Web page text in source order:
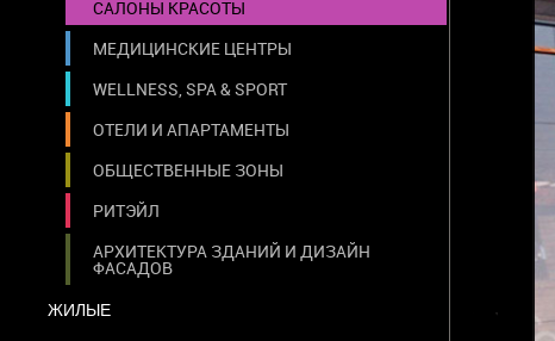
САЛОНЫ КРАСОТЫ
МЕДИЦИНСКИЕ ЦЕНТРЫ
WELLNESS, SPA & SPORT
ОТЕЛИ И АПАРТАМЕНТЫ
ОБЩЕСТВЕННЫЕ ЗОНЫ
РИТЭЙЛ
АРХИТЕКТУРА ЗДАНИЙ И ДИЗАЙН
ФАСАДОВ
ЖИЛЫЕ